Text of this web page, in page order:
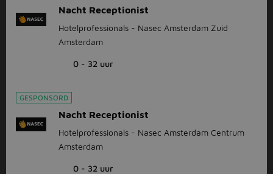
Nacht Receptionist
Hotelprofessionals - Nasec Amsterdam Zuid
Amsterdam
0 - 32 uur
GESPONSORD
Nacht Receptionist
Hotelprofessionals - Nasec Amsterdam Centrum
Amsterdam
0 - 32 uur